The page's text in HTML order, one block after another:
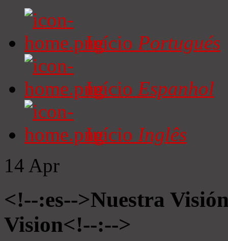
Início Portugués
Início Espanhol
Início Inglês
14 Apr
<!--:es-->Nuestra
Vision<!--:-->